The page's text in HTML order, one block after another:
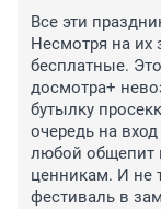
Все эти
Несмотря на их
бесплатные.
досмотра+
бутылку
очередь на
любой общепит
ценникам. И не
фестиваль в